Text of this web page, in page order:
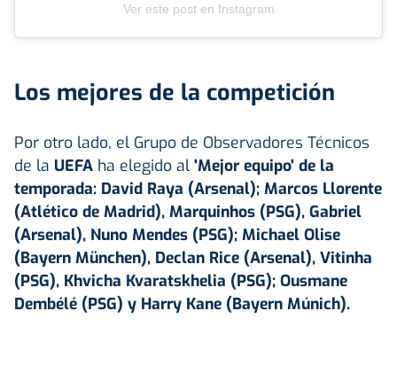
Ver este post en Instagram
Los mejores de la competición
Por otro lado, el Grupo de Observadores Técnicos
de la UEFA ha elegido al 'Mejor equipo' de la
temporada: David Raya (Arsenal); Marcos Llorente
(Atlético de Madrid), Marquinhos (PSG), Gabriel
(Arsenal), Nuno Mendes (PSG); Michael Olise
(Bayern München), Declan Rice (Arsenal), Vitinha
(PSG), Khvicha Kvaratskhelia (PSG); Ousmane
Dembélé (PSG) y Harry Kane (Bayern Múnich).